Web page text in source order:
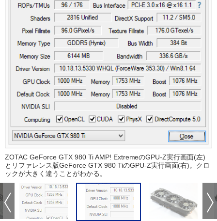
ZOTAC GeForce GTX 980 Ti AMP! ExtremeのGPU-Z実行画面(左)
とリファレンス版GeForce GTX 980 TiのGPU-Z実行画面(右)。クロ
ックが大きく違うことがわかる。